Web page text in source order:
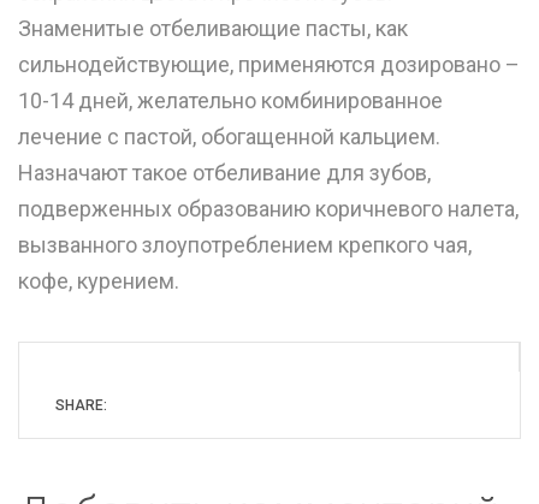
Знаменитые отбеливающие пасты, как
сильнодействующие, применяются дозировано –
10-14 дней, желательно комбинированное
лечение с пастой, обогащенной кальцием.
Назначают такое отбеливание для зубов,
подверженных образованию коричневого налета,
вызванного злоупотреблением крепкого чая,
кофе, курением.
SHARE: